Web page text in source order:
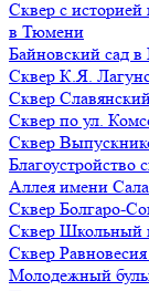
Сквер с
в Тюмени
Байновский сад в
Сквер К.Я.
Сквер
Сквер по ул.
Сквер
Благоустройство
Аллея имени
Сквер Болгаро-
Сквер Школьный
Сквер
Молодежный